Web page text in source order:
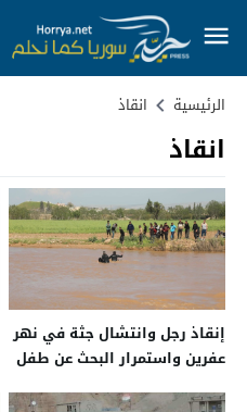
الرئيسية انقاذ
انقاذ
إنقاذ رجل وانتشال جثة في نهر
عفرين واستمرار البحث عن طفل